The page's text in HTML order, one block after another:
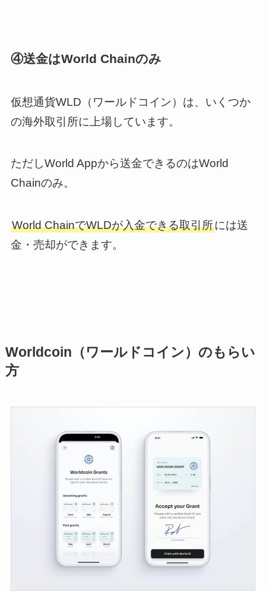
④送金はWorld Chainのみ
仮想通貨WLD（ワールドコイン）は、いくつか
の海外取引所に上場しています。
ただしWorld Appから送金できるのはWorld
Chainのみ。
World ChainでWLDが入金できる取引所には送
金・売却ができます。
Worldcoin（ワールドコイン）のもらい
方